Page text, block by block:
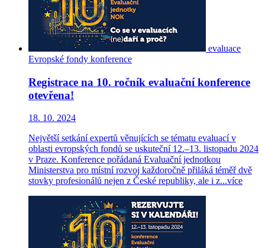
evaluace
Evropské fondy konference
Registrace na 10. ročník evaluační konference
otevřena!
18. 10. 2024
Největší setkání expertů věnujících se tématu evaluací v
oblasti evropských fondů se uskuteční 12.–13. listopadu 2024
v Praze. Konference pořádaná Evaluační jednotkou
Ministerstva pro místní rozvoj každoročně přiláká téměř dvě
stovky profesionálů nejen z České republiky, ale i z...více